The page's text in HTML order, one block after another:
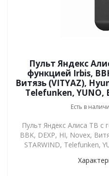
Пульт Яндекс
функцией Irbis,
Витязь (VITYAZ),
Telefunken, YUNO,
Есть в
Пульт Яндекс Алиса ТВ с
BBK, DEXP, HI, Novex,
STARWIND, Telefunken,